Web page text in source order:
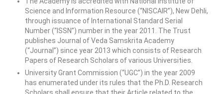
Science and Information Resource (“NISCAIR”), New Dehli,
through issuance of International Standard Serial
Number (“ISSN”) number in the year 2011. The Trust
publishes Journal of Veda Samskrita Academy
(“Journal”) since year 2013 which consists of Research
Papers of Research Scholars of various Universities.
University Grant Commission (“UGC”) in the year 2009
has enumerated under its rules that the Ph.D. Research
Scholars shall ensure that their Article related to the